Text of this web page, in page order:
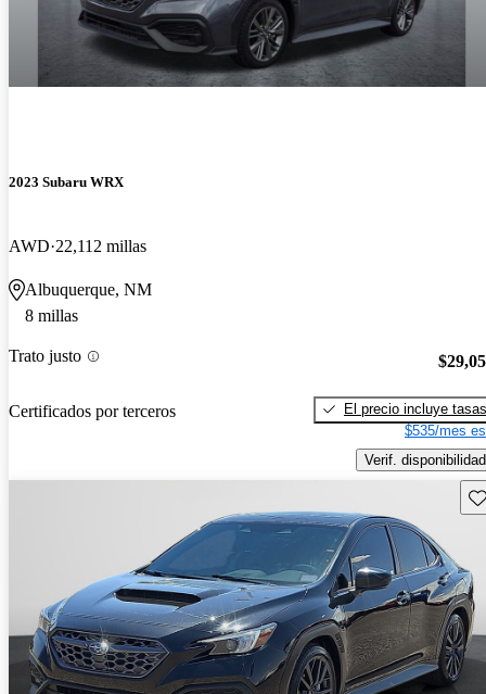
2023 Subaru WRX
AWD 22,112 millas
Albuquerque, NM
8 millas
Trato justo
Certificados por terceros
El precio incluye tasas
$535/mes
Verif. disponibilidad